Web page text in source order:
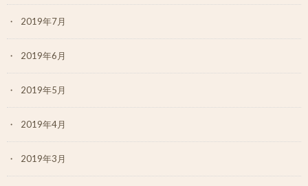
2019年7月
2019年6月
2019年5月
2019年4月
2019年3月